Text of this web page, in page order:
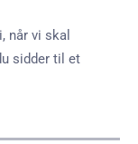
når vi skal
sidder til et